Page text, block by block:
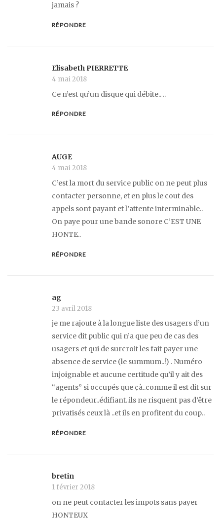
jamais ?
RÉPONDRE
Elisabeth PIERRETTE
4 mai 2018
Ce n’est qu’un disque qui débite.. ..
RÉPONDRE
AUGE
4 mai 2018
C’est la mort du service public on ne peut plus
contacter personne, et en plus le cout des
appels sont payant et l’attente interminable..
On paye pour une bande sonore C’EST UNE
HONTE..
RÉPONDRE
ag
23 avril 2018
je me rajoute à la longue liste des usagers d’un
service dit public qui n’a que peu de cas des
usagers et qui de surcroit les fait payer une
absence de service (le summum..!) . Numéro
injoignable et aucune certitude qu’il y ait des
“agents” si occupés que çà..comme il est dit sur
le répondeur..édifiant..ils ne risquent pas d’être
privatisés ceux là ..et ils en profitent du coup..
RÉPONDRE
bretin
1 février 2018
on ne peut contacter les impots sans payer
HONTEUX